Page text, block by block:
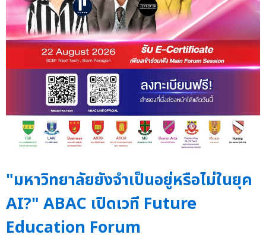
"มหาวิทยาลัยยังจำเป็นอยู่หรือไม่ในยุค
AI?" ABAC เปิดเวที Future
Education Forum